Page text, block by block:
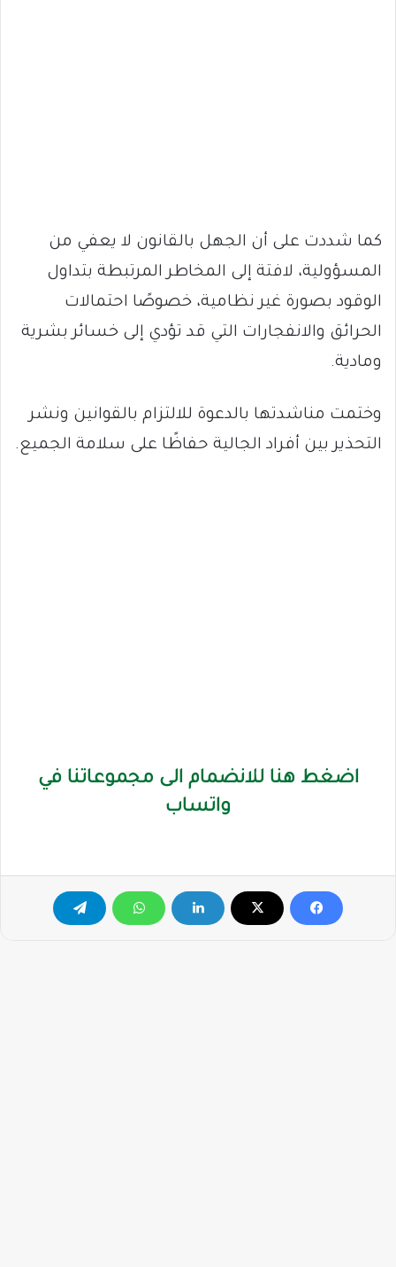
كما شددت على أن الجهل بالقانون لا يعفي من
المسؤولية، لافتة إلى المخاطر المرتبطة بتداول
الوقود بصورة غير نظامية، خصوصًا احتمالات
الحرائق والانفجارات التي قد تؤدي إلى خسائر بشرية
ومادية.
وختمت مناشدتها بالدعوة للالتزام بالقوانين ونشر
التحذير بين أفراد الجالية حفاظًا على سلامة الجميع.
اضغط هنا للانضمام الى مجموعاتنا في
واتساب